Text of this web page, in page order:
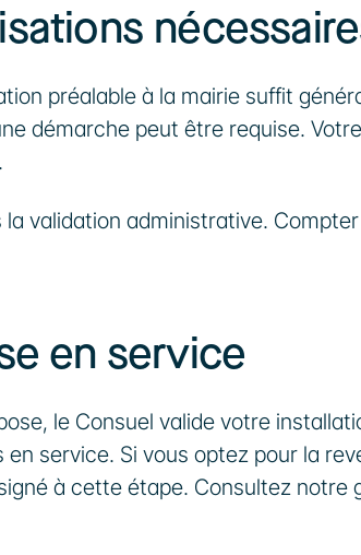
préalable à la mairie suffit
démarche peut être requise.
validation administrative.
en service
le Consuel valide votre
service. Si vous optez pour la
à cette étape. Consultez notre